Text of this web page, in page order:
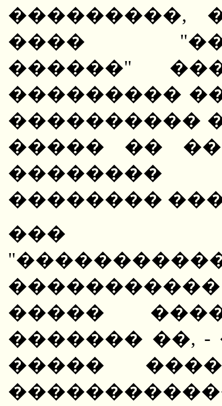
���������,
����
������"
���������
����������
����� ��
��������
���
�����
������� ��,
�����